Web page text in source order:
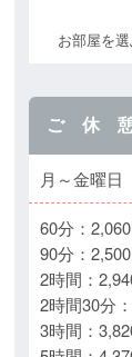
お部屋を
ご 休
月～金曜日
60分：
90分：
2時間：
2時間30分
3時間：